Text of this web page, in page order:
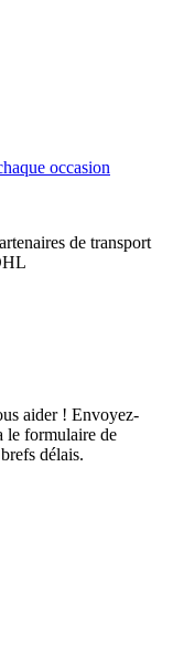
occasion
de transport
aider ! Envoyez-
le formulaire de
délais.